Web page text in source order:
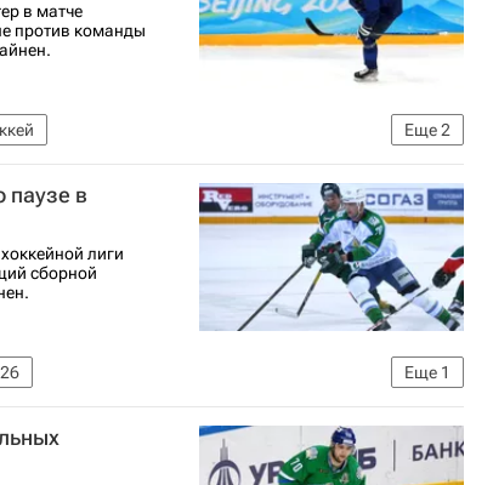
в матче
против команды
Еще2
Швеции по хоккею с шайбой
паузе в
лиги
сборной
Еще 1